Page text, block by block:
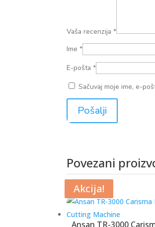
Vaša recenzija*
Ime*
E-pošta*
Sačuvaj moje ime, e-
Povezani
Povezani
Ansan TR-3000
Akcija!
Akcija!